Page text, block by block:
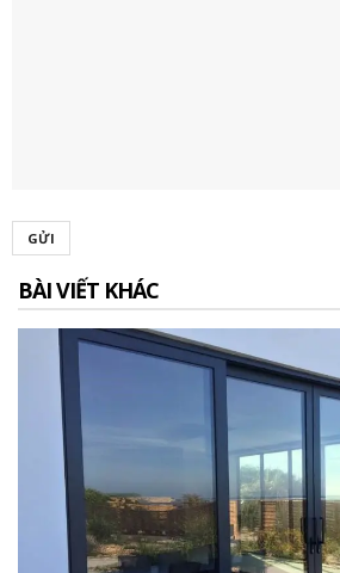
GỬI
BÀI VIẾT KHÁC